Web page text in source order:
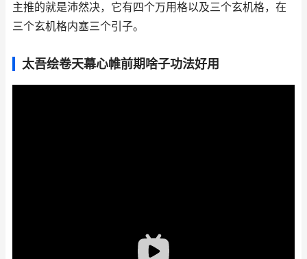
主推的就是沛然决，它有四个万用格以及三个玄机格，在
三个玄机格内塞三个引子。
太吾绘卷天幕心帷前期啥子功法好用